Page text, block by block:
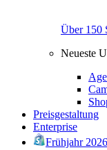
Über 150
Neueste
Preisgestaltung
Enterprise
Frühjahr